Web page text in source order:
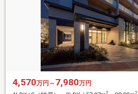
4,570万円～ 7,980万円